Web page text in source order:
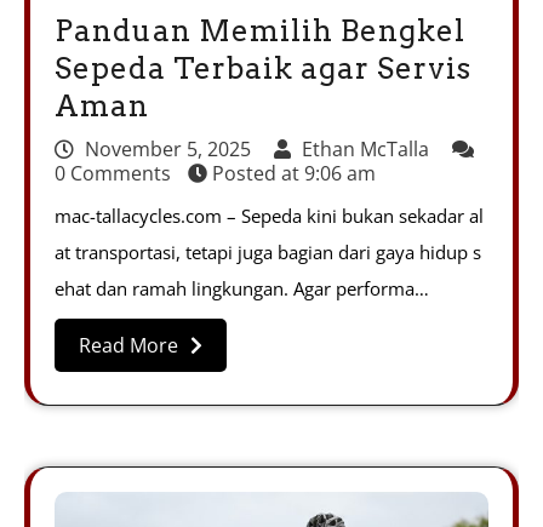
Panduan Memilih Bengkel
Sepeda Terbaik agar Servis
Aman
November 5, 2025
Ethan McTalla
0 Comments
Posted at9:06 am
mac-tallacycles.com – Sepeda kini bukan sekadar al
at transportasi, tetapi juga bagian dari gaya hidup s
ehat dan ramah lingkungan. Agar performa…
Read More